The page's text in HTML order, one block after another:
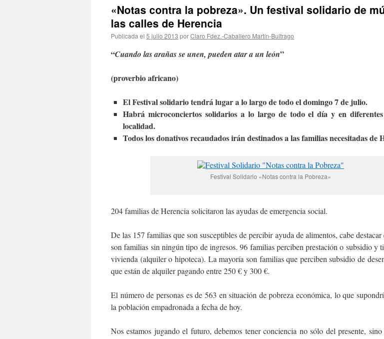
«Notas contra la pobreza». Un festival solidario de
las calles de Herencia
Publicada el 5 julio 2013 porClaro Fdez.-Caballero Martín-Buitrago
“Cuando las arañas se unen, pueden atar a un león”
(proverbio africano)
El Festival solidario tendrá lugar a lo largo de todo el domingo 7 de julio.
Habrá microconciertos solidarios a lo largo de todo el día y en
localidad.
Todos los donativos recaudados irán destinados a las familias necesitadas de
Festival Solidario «Notas contra la Pobreza»
204 familias de Herencia solicitaron las ayudas de emergencia social.
De las 157 familias que son susceptibles de percibir ayuda de alimentos, cabe
son familias sin ningún tipo de ingresos. 96 familias perciben prestación o subsidio y
vivienda (alquiler o hipoteca). La mayoría son familias que perciben subsidio de
que están de alquiler pagando entre 250 € y 300 €.
El número de personas es de 563 en situación de pobreza económica, lo que
la población empadronada a fecha de hoy.
Nos estamos jugando el futuro, debemos tener conciencia no sólo del presente,